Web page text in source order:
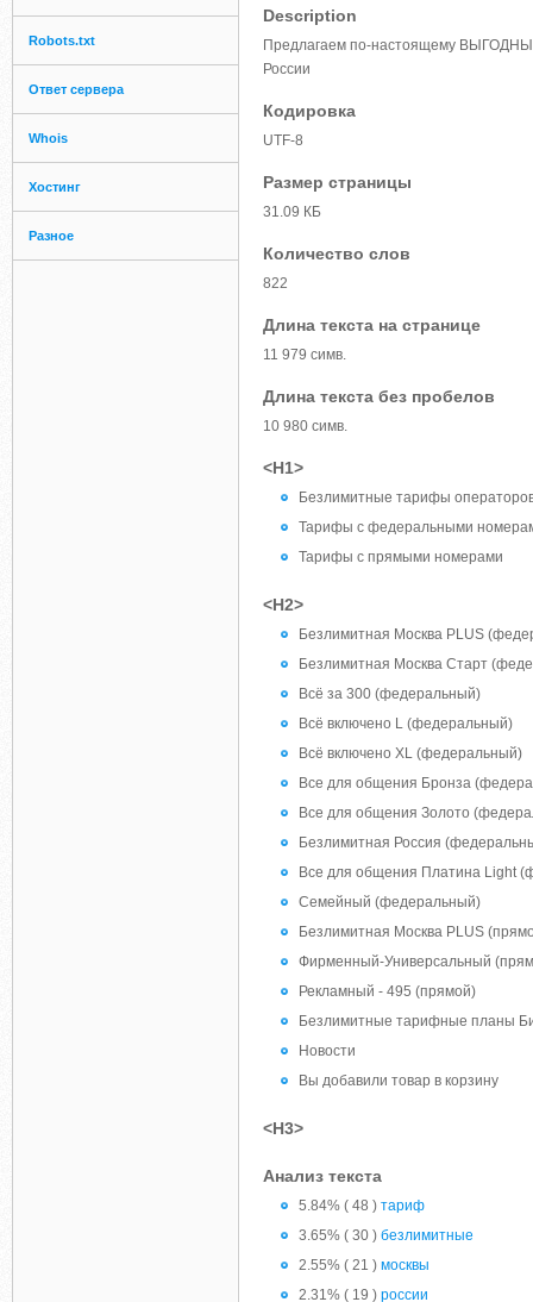
Robots.txt
Ответ сервера
Whois
Хостинг
Разное
Description
Предлагаем по-настоящему
России
Кодировка
UTF-8
Размер страницы
31.09 КБ
Количество слов
822
Длина текста на странице
11 979 симв.
Длина текста без пробелов
10 980 симв.
<H1>
Безлимитные тарифы
Тарифы с федеральными
Тарифы с прямыми номерами
<H2>
Безлимитная Москва PLUS
Безлимитная Москва Старт
Всё за 300 (федеральный)
Всё включено L (федеральный)
Всё включено XL (федеральный)
Все для общения Бронза
Все для общения Золото
Безлимитная Россия
Все для общения Платина Light
Семейный (федеральный)
Безлимитная Москва PLUS
Фирменный-Универсальный
Рекламный - 495 (прямой)
Безлимитные тарифные планы
Новости
Вы добавили товар в корзину
<H3>
Анализ текста
5.84% ( 48 ) тариф
3.65% ( 30 ) безлимитные
2.55% ( 21 ) москвы
2.31% ( 19 ) россии